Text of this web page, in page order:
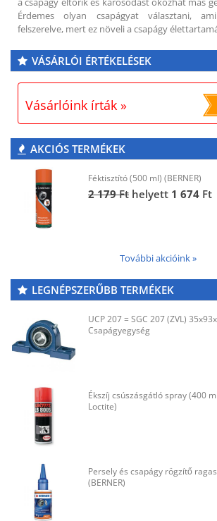
Érdemes olyan csapágyat választani,
felszerelve, mert ez növeli a csapágy
VÁSÁRLÓI ÉRTÉKELÉSEK
Vásárlóink írták »
AKCIÓS TERMÉKEK
Féktisztító (500 ml) (BERNER)
2 179 Ft helyett 1 674 Ft
További akcióink »
LEGNÉPSZERŰBB TERMÉKEK
UCP 207 = SGC 207 (ZVL)
Csapágyegység
Ékszíj csúszásgátló spray (400
Loctite)
Persely és csapágy rögzítő
(BERNER)